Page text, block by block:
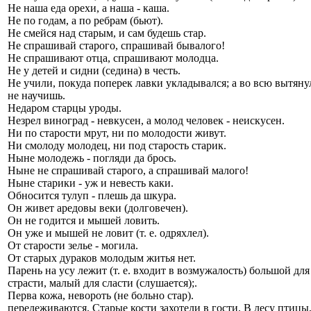
Не наша еда орехи, а наша - каша.
Не по годам, а по ребрам (бьют).
Не смейся над старым, и сам будешь стар.
Не спрашивай старого, спрашивай бывалого!
Не спрашивают отца, спрашивают молодца.
Не у детей и сидни (седина) в честь.
Не учили, покуда поперек лавки укладывался; а во всю
не научишь.
Недаром старцы уроды.
Незрел виноград - невкусен, а молод человек - неискусен.
Ни по старости мрут, ни по молодости живут.
Ни смолоду молодец, ни под старость старик.
Ныне молодежь - погляди да брось.
Ныне не спрашивай старого, а спрашивай малого!
Ныне старики - уж и невесть каки.
Обносится тулуп - плешь да шкура.
Он живет аредовы веки (долговечен).
Он не годится и мышей ловить.
Он уже и мышей не ловит (т. е. одряхлел).
От старости зелье - могила.
От старых дураков молодым житья нет.
Парень на усу лежит (т. e. входит в возмужалость) большой для
страсти, малый для сласти (слушается);.
Перва кожа, невороть (не больно стар).
перележиваются. Старые кости захотели в гости. В лесу